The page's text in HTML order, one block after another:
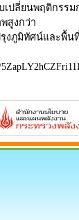
บเปลี่ยนพฤติกร
สูงกว่า
ปรุงภูมิทัศน์และพื้